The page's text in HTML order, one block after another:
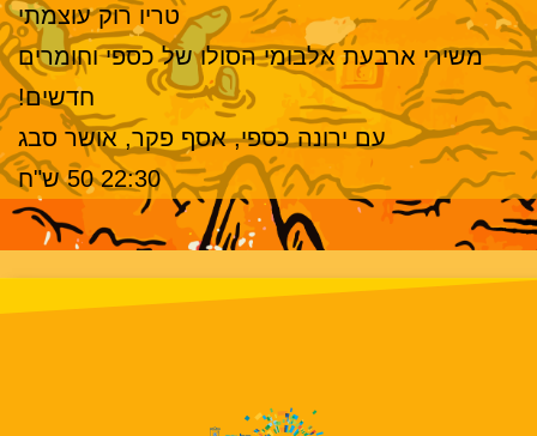
טריו רוק עוצמתי
משירי ארבעת אלבומי הסולו של כספי וחומרים
חדשים!
עם ירונה כספי, אסף פקר, אושר סבג
22:30 50 ש"ח